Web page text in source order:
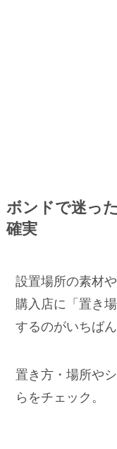
ボンドで迷っ
確実
設置場所の素材
購入店に「置き
するのがいちばん
置き方・場所や
らをチェック。